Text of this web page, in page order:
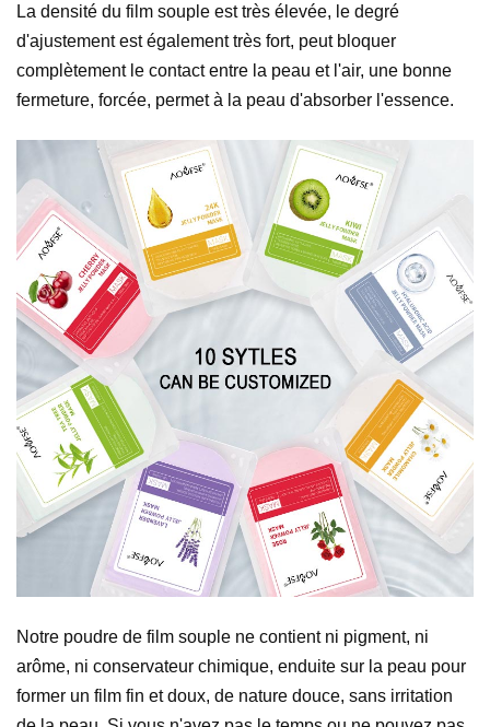
La densité du film souple est très élevée, le degré
d'ajustement est également très fort, peut bloquer
complètement le contact entre la peau et l'air, une bonne
fermeture, forcée, permet à la peau d'absorber l'essence.
Notre poudre de film souple ne contient ni pigment, ni
arôme, ni conservateur chimique, enduite sur la peau pour
former un film fin et doux, de nature douce, sans irritation